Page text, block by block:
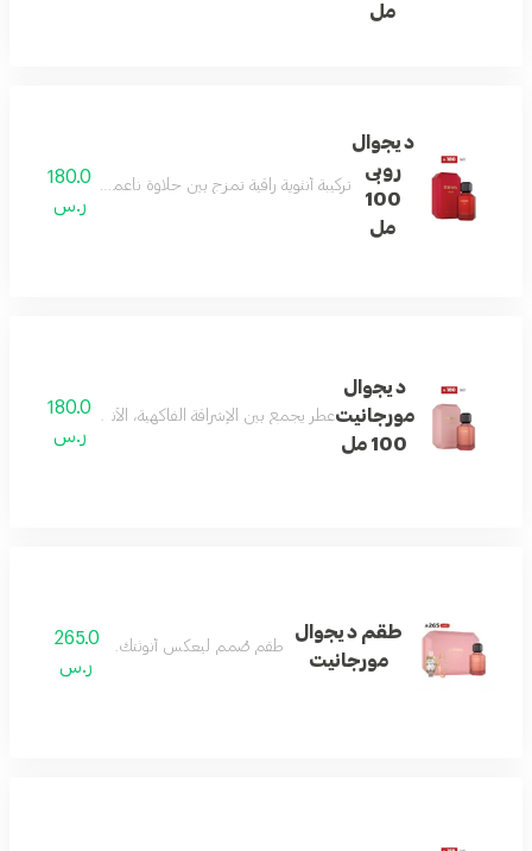
مل
ديجوال
روبى
100
مل
تركيبة أنثوية راقية تمزج بين حلاوة ناعمة، قلب زهري
180.0
ر.س
ديجوال
مورجانيت
100 مل
عطر يجمع بين الإشراقة الفاكهية، الأناقة الزهرية،
180.0
ر.س
طقم ديجوال
مورجانيت
طقم صُمم ليعكس أنوثتك بكل تفاصيلها
265.0
ر.س